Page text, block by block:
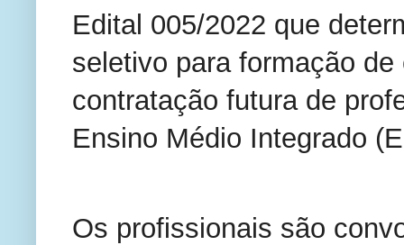
Edital 005/2022 que
seletivo para formação
contratação futura de
Ensino Médio Integrado
Os profissionais são